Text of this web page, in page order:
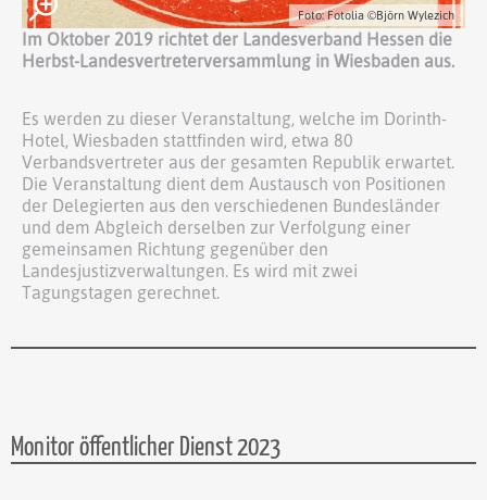
Foto: Fotolia ©Björn Wylezich
Im Oktober 2019 richtet der Landesverband Hessen die
Herbst-Landesvertreterversammlung in Wiesbaden aus.
Es werden zu dieser Veranstaltung, welche im Dorinth-
Hotel, Wiesbaden stattfinden wird, etwa 80
Verbandsvertreter aus der gesamten Republik erwartet.
Die Veranstaltung dient dem Austausch von Positionen
der Delegierten aus den verschiedenen Bundesländer
und dem Abgleich derselben zur Verfolgung einer
gemeinsamen Richtung gegenüber den
Landesjustizverwaltungen. Es wird mit zwei
Tagungstagen gerechnet.
Monitor öffentlicher Dienst 2023